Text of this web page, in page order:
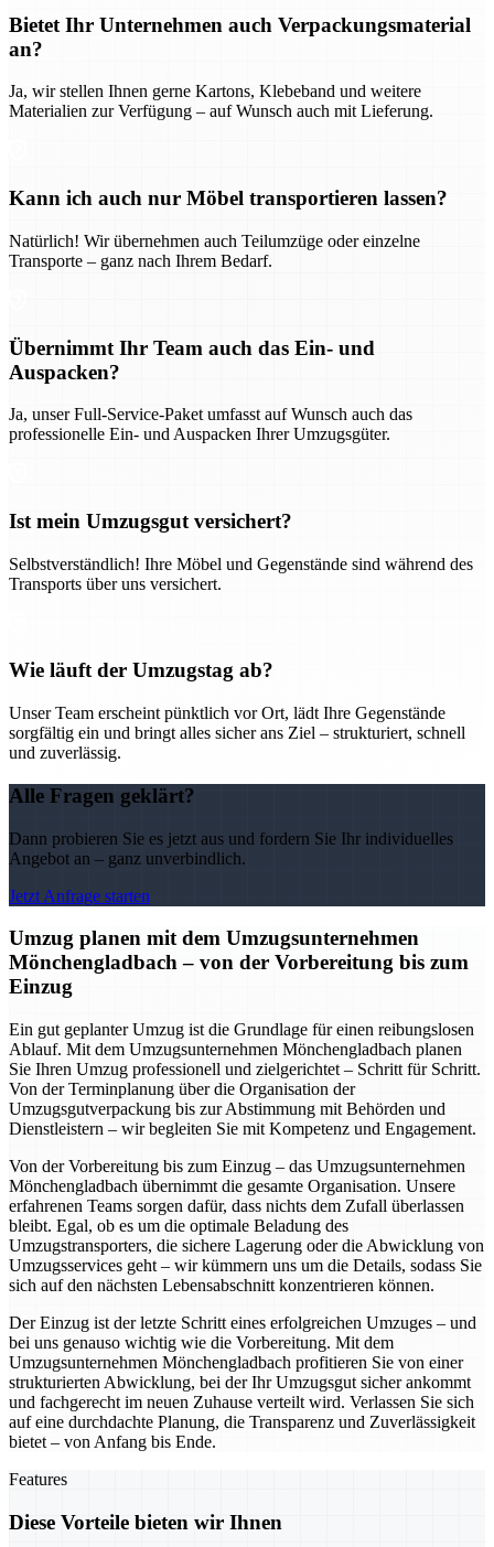
Bietet Ihr Unternehmen auch Verpackungsmaterial
an?
Ja, wir stellen Ihnen gerne Kartons, Klebeband und weitere
Materialien zur Verfügung – auf Wunsch auch mit Lieferung.
Kann ich auch nur Möbel transportieren lassen?
Natürlich! Wir übernehmen auch Teilumzüge oder einzelne
Transporte – ganz nach Ihrem Bedarf.
Übernimmt Ihr Team auch das Ein- und
Auspacken?
Ja, unser Full-Service-Paket umfasst auf Wunsch auch das
professionelle Ein- und Auspacken Ihrer Umzugsgüter.
Ist mein Umzugsgut versichert?
Selbstverständlich! Ihre Möbel und Gegenstände sind während des
Transports über uns versichert.
Wie läuft der Umzugstag ab?
Unser Team erscheint pünktlich vor Ort, lädt Ihre Gegenstände
sorgfältig ein und bringt alles sicher ans Ziel – strukturiert, schnell
und zuverlässig.
Alle Fragen geklärt?
Dann probieren Sie es jetzt aus und fordern Sie Ihr individuelles
Angebot an – ganz unverbindlich.
Jetzt Anfrage starten
Umzug planen mit dem Umzugsunternehmen
Mönchengladbach – von der Vorbereitung bis zum
Einzug
Ein gut geplanter Umzug ist die Grundlage für einen reibungslosen
Ablauf. Mit dem Umzugsunternehmen Mönchengladbach planen
Sie Ihren Umzug professionell und zielgerichtet – Schritt für Schritt.
Von der Terminplanung über die Organisation der
Umzugsgutverpackung bis zur Abstimmung mit Behörden und
Dienstleistern – wir begleiten Sie mit Kompetenz und Engagement.
Von der Vorbereitung bis zum Einzug – das Umzugsunternehmen
Mönchengladbach übernimmt die gesamte Organisation. Unsere
erfahrenen Teams sorgen dafür, dass nichts dem Zufall überlassen
bleibt. Egal, ob es um die optimale Beladung des
Umzugstransporters, die sichere Lagerung oder die Abwicklung von
Umzugsservices geht – wir kümmern uns um die Details, sodass Sie
sich auf den nächsten Lebensabschnitt konzentrieren können.
Der Einzug ist der letzte Schritt eines erfolgreichen Umzuges – und
bei uns genauso wichtig wie die Vorbereitung. Mit dem
Umzugsunternehmen Mönchengladbach profitieren Sie von einer
strukturierten Abwicklung, bei der Ihr Umzugsgut sicher ankommt
und fachgerecht im neuen Zuhause verteilt wird. Verlassen Sie sich
auf eine durchdachte Planung, die Transparenz und Zuverlässigkeit
bietet – von Anfang bis Ende.
Features
Diese Vorteile bieten wir Ihnen